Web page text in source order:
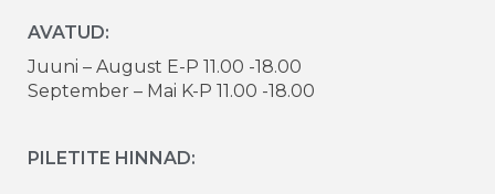
AVATUD:
Juuni – August E-P 11.00 -18.00
September – Mai K-P 11.00 -18.00
PILETITE HINNAD: